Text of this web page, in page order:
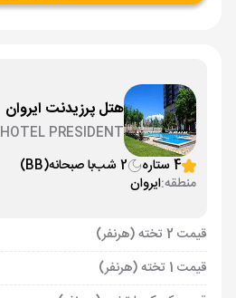
هتل پرزیدنت ایروان
HOTEL PRESIDENT
4 ستاره
2 شب با صبحانه(BB)
منطقه:ایروان
قیمت 2 تخته (هرنفر)
قیمت 1 تخته (هرنفر)